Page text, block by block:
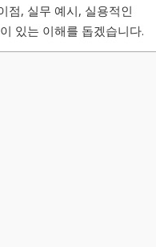
점, 실무 예시, 실용적인
있는 이해를 돕겠습니다.